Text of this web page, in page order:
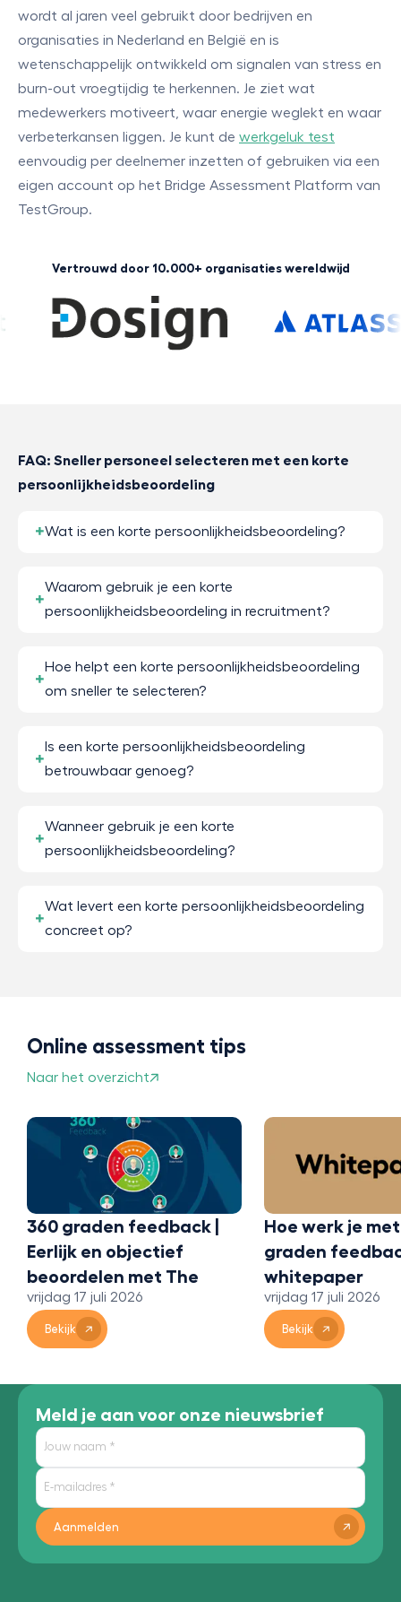
wordt al jaren veel gebruikt door bedrijven en
organisaties in Nederland en België en is
wetenschappelijk ontwikkeld om signalen van stress en
burn-out vroegtijdig te herkennen. Je ziet wat
medewerkers motiveert, waar energie weglekt en waar
verbeterkansen liggen. Je kunt de werkgeluk test
eenvoudig per deelnemer inzetten of gebruiken via een
eigen account op het Bridge Assessment Platform van
TestGroup.
Vertrouwd door 10.000+ organisaties wereldwijd
FAQ: Sneller personeel selecteren met een korte
persoonlijkheidsbeoordeling
Wat is een korte persoonlijkheidsbeoordeling?
Waarom gebruik je een korte
persoonlijkheidsbeoordeling in recruitment?
Hoe helpt een korte persoonlijkheidsbeoordeling
om sneller te selecteren?
Is een korte persoonlijkheidsbeoordeling
betrouwbaar genoeg?
Wanneer gebruik je een korte
persoonlijkheidsbeoordeling?
Wat levert een korte persoonlijkheidsbeoordeling
concreet op?
Online assessment tips
Naar het overzicht
360 graden feedback |
Eerlijk en objectief
beoordelen met The
Bridge 360
vrijdag 17 juli 2026
Bekijk
Hoe werk je
graden
whitepaper
vrijdag 17 juli 2026
Bekijk
Meld je aan voor onze nieuwsbrief
Aanmelden